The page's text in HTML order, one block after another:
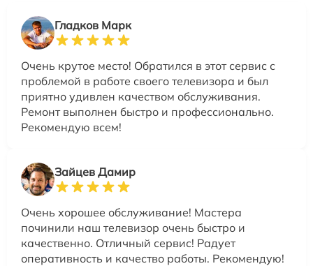
Гладков Марк
Очень крутое место! Обратился в этот сервис с
проблемой в работе своего телевизора и был
приятно удивлен качеством обслуживания.
Ремонт выполнен быстро и профессионально.
Рекомендую всем!
Зайцев Дамир
Очень хорошее обслуживание! Мастера
починили наш телевизор очень быстро и
качественно. Отличный сервис! Радует
оперативность и качество работы. Рекомендую!